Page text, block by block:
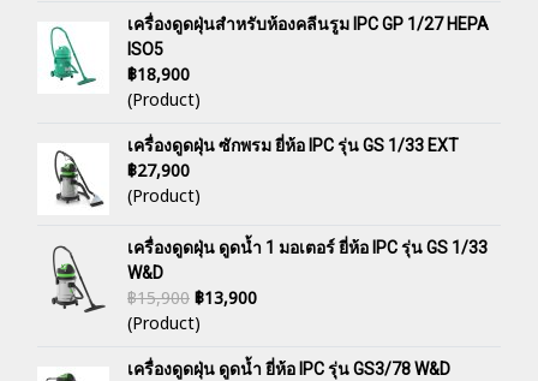
เครื่องดูดฝุ่นสำหรับห้องคลีนรูม IPC GP 1/27 HEPA
ISO5
฿18,900
(Product)
เครื่องดูดฝุ่น ซักพรม ยี่ห้อ IPC รุ่น GS 1/33 EXT
฿27,900
(Product)
เครื่องดูดฝุ่น ดูดน้ำ 1 มอเตอร์ ยี่ห้อ IPC รุ่น GS 1/33
W&D
฿15,900฿13,900
(Product)
เครื่องดูดฝุ่น ดูดน้ำ ยี่ห้อ IPC รุ่น GS3/78 W&D